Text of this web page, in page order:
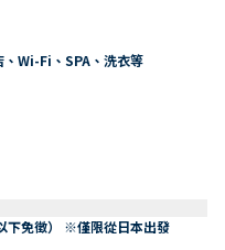
Wi-Fi、SPA、洗衣等
下免徵） ※僅限從日本出發